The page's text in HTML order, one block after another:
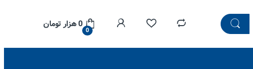
0
0هزار تومان